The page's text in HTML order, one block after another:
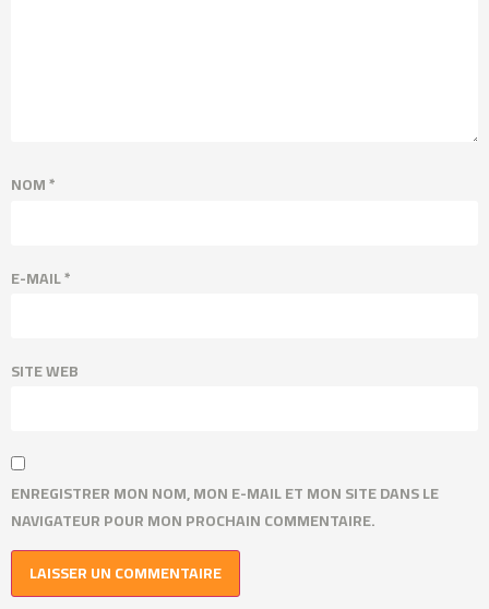
NOM*
E-MAIL*
SITE WEB
ENREGISTRER MON NOM, MON E-MAIL ET MON SITE DANS LE
NAVIGATEUR POUR MON PROCHAIN COMMENTAIRE.